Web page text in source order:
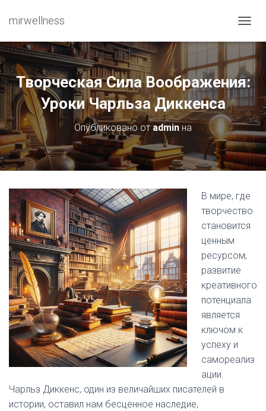
mirwellness
Творческая Сила Воображения:
Уроки Чарльза Диккенса
Опубликовано отadmin на
В мире, где
творчество
становится
ценным
ресурсом,
развитие
креативного
потенциала
является
ключом к
успеху и
самореализ
ации.
Чарльз Диккенс, один из величайших писателей в
истории, оставил нам бесценное наследие,